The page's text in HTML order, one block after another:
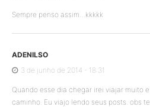
Sempre penso assim…kkkkk
ADENILSO
3 de junho de 2014 - 18:31
Quando esse dia chegar irei viajar muito
caminho. Eu viajo lendo seus posts. obs